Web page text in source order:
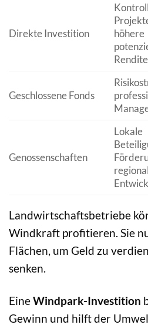
Direkte Investition
höhere
Geschlossene Fonds
Genossenschaften
Lokale
Landwirtschaftsbetriebe
Windkraft profitieren. Sie
Flächen, um Geld zu
senken.
EineWindpark-Investition
Gewinn und hilft der